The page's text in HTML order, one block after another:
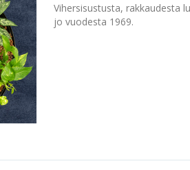
Vihersisustusta, rakkaudesta
jo vuodesta 1969.